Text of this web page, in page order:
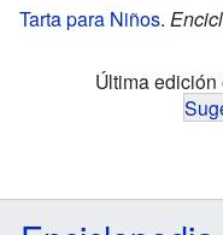
Tarta para Niños.
Última